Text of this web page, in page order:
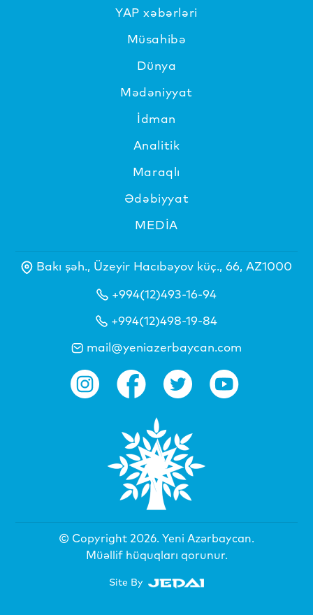
YAP xəbərləri
Müsahibə
Dünya
Mədəniyyat
İdman
Analitik
Maraqlı
Ədəbiyyat
MEDİA
Bakı şəh., Üzeyir Hacıbəyov küç., 66, AZ1000
+994(12)493-16-94
+994(12)498-19-84
mail@yeniazerbaycan.com
© Copyright 2026. Yeni Azərbaycan.
Müəllif hüquqları qorunur.
Site By